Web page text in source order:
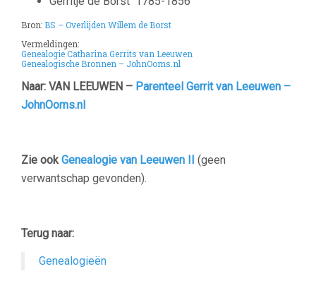
Bron: BS – Overlijden Willem de Borst
Vermeldingen:
Genealogie Catharina Gerrits van Leeuwen
Genealogische Bronnen – JohnOoms.nl
Naar: VAN LEEUWEN – Parenteel Gerrit van Leeuwen –
JohnOoms.nl
Zie ookGenealogie van Leeuwen II (geen
verwantschap gevonden).
Terug naar:
Genealogieën